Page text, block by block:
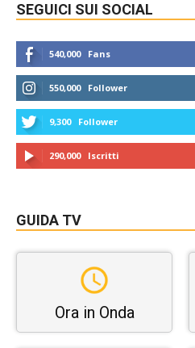
SEGUICI SUI SOCIAL
540,000 Fans
550,000 Follower
9,300 Follower
290,000 Iscritti
GUIDA TV
Ora in Onda